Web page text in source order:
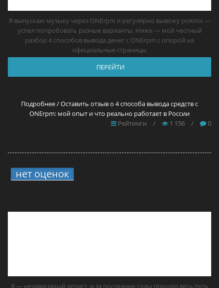
Я выпускаю музыку через ONErpm и регулярно вывожу роялти —
успел попробовать разные варианты. Ниже — мой честный
разбор 4 способов вывода денег с ONErpm с опорой на
официальные страницы
ПЕРЕЙТИ
Подробнее / Оставить отзыв о 4 способа вывода средств с
ONErpm: мой опыт и что реально работает в России
Рейтинги
/ 1 156 / 0
нет оценок
Я — независимый артист, и за последние годы прошёл весь путь